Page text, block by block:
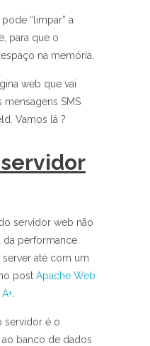
“limpar” a
para que o
na memória.
web que vai
SMS
Vamos lá ?
servidor web não
performance.
até com um
post Apache Web
servidor é o
ao banco de dados